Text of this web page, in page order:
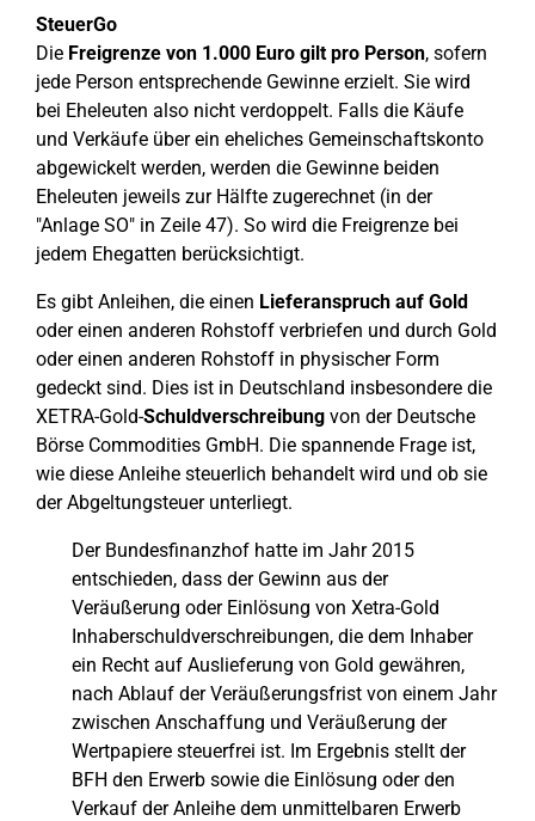
SteuerGo
Die Freigrenze von 1.000 Euro gilt pro Person, sofern
jede Person entsprechende Gewinne erzielt. Sie wird
bei Eheleuten also nicht verdoppelt. Falls die Käufe
und Verkäufe über ein eheliches Gemeinschaftskonto
abgewickelt werden, werden die Gewinne beiden
Eheleuten jeweils zur Hälfte zugerechnet (in der
"Anlage SO" in Zeile 47). So wird die Freigrenze bei
jedem Ehegatten berücksichtigt.
Es gibt Anleihen, die einen Lieferanspruch auf Gold
oder einen anderen Rohstoff verbriefen und durch Gold
oder einen anderen Rohstoff in physischer Form
gedeckt sind. Dies ist in Deutschland insbesondere die
XETRA-Gold-Schuldverschreibung von der Deutsche
Börse Commodities GmbH. Die spannende Frage ist,
wie diese Anleihe steuerlich behandelt wird und ob sie
der Abgeltungsteuer unterliegt.
Der Bundesfinanzhof hatte im Jahr 2015
entschieden, dass der Gewinn aus der
Veräußerung oder Einlösung von Xetra-Gold
Inhaberschuldverschreibungen, die dem Inhaber
ein Recht auf Auslieferung von Gold gewähren,
nach Ablauf der Veräußerungsfrist von einem Jahr
zwischen Anschaffung und Veräußerung der
Wertpapiere steuerfrei ist. Im Ergebnis stellt der
BFH den Erwerb sowie die Einlösung oder den
Verkauf der Anleihe dem unmittelbaren Erwerb